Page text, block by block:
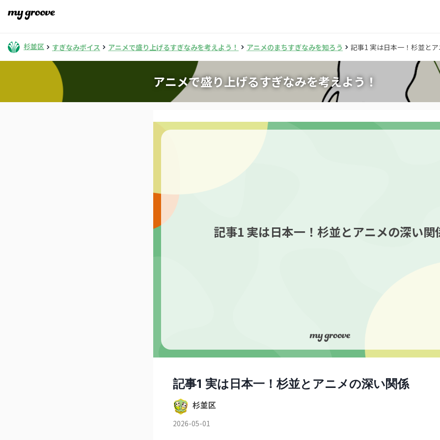
杉並区 すぎなみボイス アニメで盛り上げるすぎなみを考えよう！ アニメのまちすぎなみを知ろう 記事1 実は日本一！杉並と
アニメで盛り上げるすぎなみを考えよう！
記事1 実は日本一！杉並とアニメの深い関
記事1 実は日本一！杉並とアニメの深い関係
杉並区
2026-05-01